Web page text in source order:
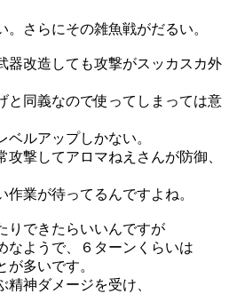
さらにその雑魚戦がだるい。
器改造しても攻撃がスッカスカ外
と同義なので使ってしまっては意
ルアップしかない。
撃してアロマねえさんが防御、
業が待ってるんですよね。
りできたらいいんですが
なようで、６ターンくらいは
多いです。
神ダメージを受け、